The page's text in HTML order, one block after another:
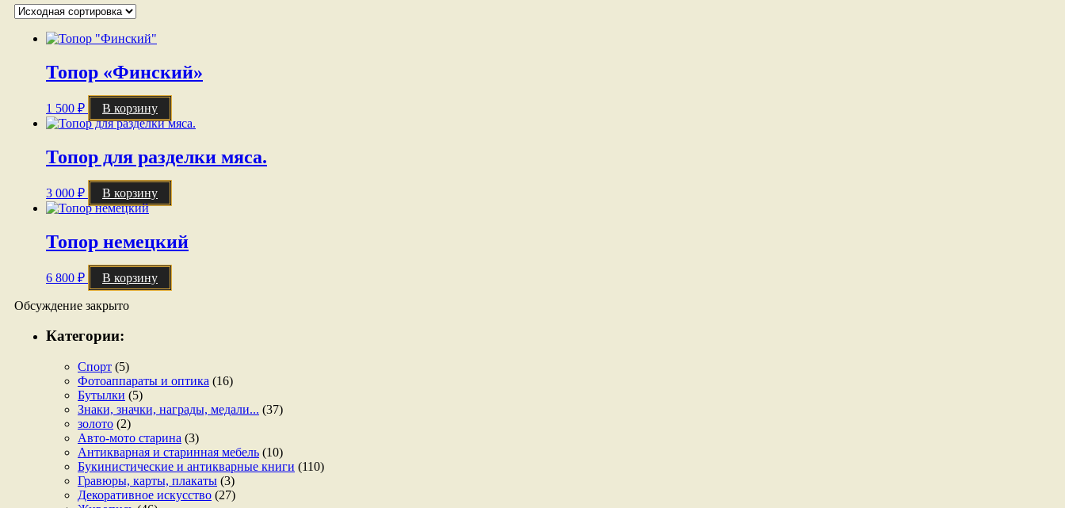
Топор «Финский»
1 500 ₽ В корзину
Топор для разделки мяса.
3 000 ₽ В корзину
Топор немецкий
6 800 ₽ В корзину
Обсуждение закрыто
Категории:
Спорт (5)
Фотоаппараты и оптика (16)
Бутылки (5)
Знаки, значки, награды, медали... (37)
золото (2)
Авто-мото старина (3)
Антикварная и старинная мебель (10)
Букинистические и антикварные книги (110)
Гравюры, карты, плакаты (3)
Декоративное искусство (27)